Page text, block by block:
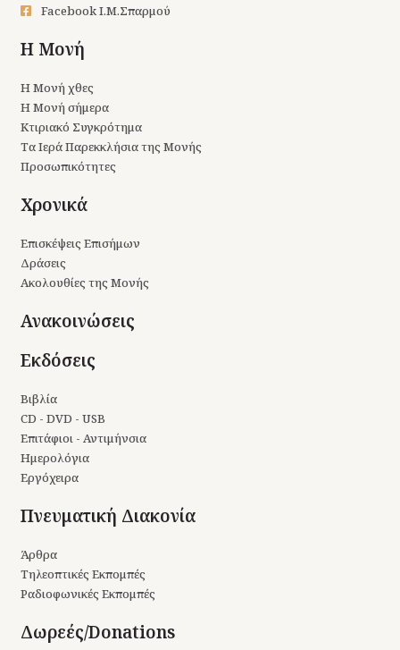
Facebook Ι.Μ.Σπαρμού
Η Μονή
Η Μονή χθες
Η Μονή σήμερα
Κτιριακό Συγκρότημα
Τα Ιερά Παρεκκλήσια της Μονής
Προσωπικότητες
Χρονικά
Επισκέψεις Επισήμων
Δράσεις
Ακολουθίες της Μονής
Ανακοινώσεις
Εκδόσεις
Βιβλία
CD - DVD - USB
Επιτάφιοι - Αντιμήνσια
Ημερολόγια
Εργόχειρα
Πνευματική Διακονία
Άρθρα
Τηλεοπτικές Εκπομπές
Ραδιοφωνικές Εκπομπές
Δωρεές/Donations